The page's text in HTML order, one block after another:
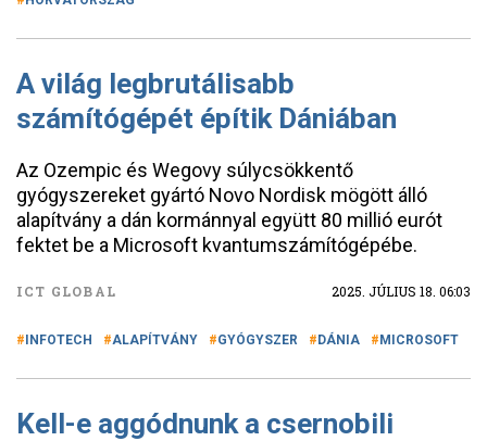
A világ legbrutálisabb
számítógépét építik Dániában
Az Ozempic és Wegovy súlycsökkentő
gyógyszereket gyártó Novo Nordisk mögött álló
alapítvány a dán kormánnyal együtt 80 millió eurót
fektet be a Microsoft kvantumszámítógépébe.
ICT GLOBAL 2025. JÚLIUS 18. 06:03
INFOTECH ALAPÍTVÁNY GYÓGYSZER DÁNIA MICROSOFT
Kell-e aggódnunk a csernobili